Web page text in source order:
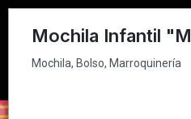
Mochila, Bolso, Marroquinería
Mochila Infantil
Mochila, Bolso, Marroquinería